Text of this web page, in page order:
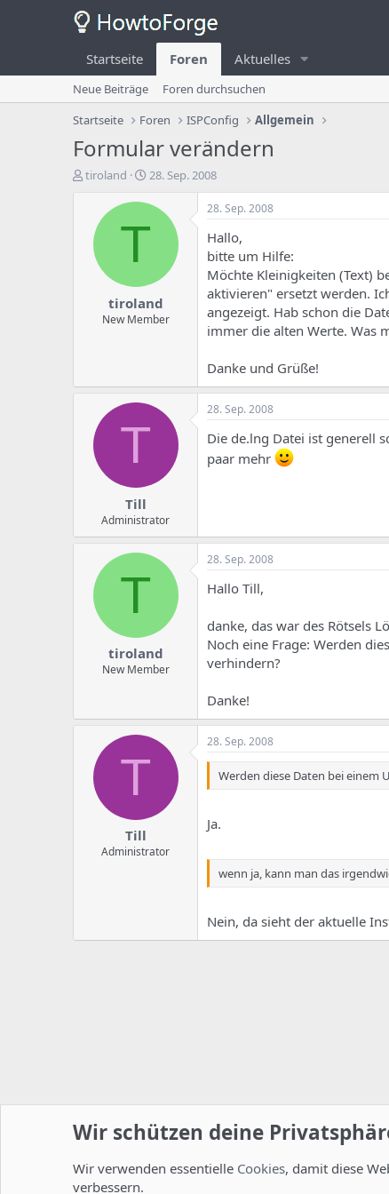
Startseite Foren Aktuelles
Neue Beiträge
Foren durchsuchen
Startseite
Foren ISPConfig Allgemein
Formular verändern
E
tiroland
E
s
u
n
g
m
28. Sep. 2008
T
tiroland
New Member
28. Sep. 2008
Hallo,
bitte um Hilfe:
Möchte Kleinigkeiten (Text)
aktivieren" ersetzt werden.
angezeigt. Hab schon die
immer die alten Werte. Was
Danke und Grüße!
T
Till
Administrator
28. Sep. 2008
Die de.lng Datei ist generell
paar mehr
T
tiroland
New Member
28. Sep. 2008
Hallo Till,
danke, das war des Rötsels
Noch eine Frage: Werden
verhindern?
Danke!
T
Till
Administrator
28. Sep. 2008
Werden diese Daten bei einem
Ja.
wenn ja, kann man das
Nein, da sieht der aktuelle
Startseite Foren ISPConfig Allgemein
Wir schützen deine
Wir verwenden essentielle Cookies, damit diese
verbessern.